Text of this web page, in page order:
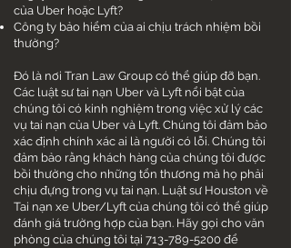
của Uber hoặc Lyft?
Công ty bảo hiểm của ai chịu trách nhiệm bồi
thường?
Đó là nơi Tran Law Group có thể giúp đỡ bạn.
Các luật sư tai nạn Uber và Lyft nổi bật của
chúng tôi có kinh nghiệm trong việc xử lý các
vụ tai nạn của Uber và Lyft. Chúng tôi đảm bảo
xác định chính xác ai là người có lỗi. Chúng tôi
đảm bảo rằng khách hàng của chúng tôi được
bồi thường cho những tổn thương mà họ phải
chịu đựng trong vụ tai nạn. Luật sư Houston về
Tai nạn xe Uber/Lyft của chúng tôi có thể giúp
đánh giá trường hợp của bạn. Hãy gọi cho văn
phòng của chúng tôi tại 713-789-5200 để